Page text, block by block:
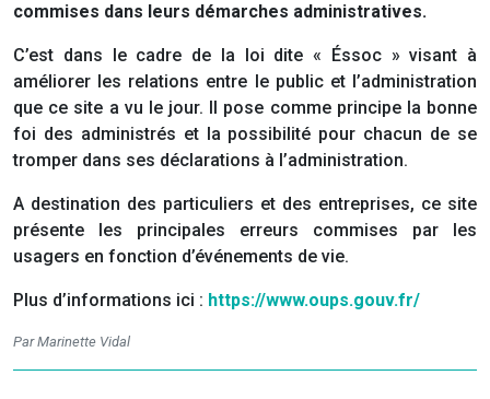
commises dans leurs démarches administratives.
C’est dans le cadre de la loi dite « Éssoc » visant à
améliorer les relations entre le public et l’administration
que ce site a vu le jour. Il pose comme principe la bonne
foi des administrés et la possibilité pour chacun de se
tromper dans ses déclarations à l’administration.
A destination des particuliers et des entreprises, ce site
présente les principales erreurs commises par les
usagers en fonction d’événements de vie.
Plus d’informations ici : https://www.oups.gouv.fr/
Par Marinette Vidal